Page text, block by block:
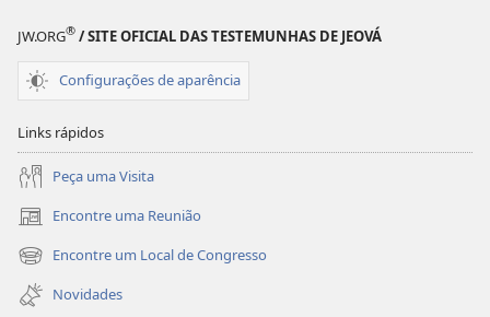
JW.ORG® / SITE OFICIAL DAS TESTEMUNHAS DE JEOVÁ
Configurações de aparência
Links rápidos
Peça uma Visita
Encontre uma Reunião
(abre
nova
janela)
Encontre um Local de Congresso
(abre
nova
janela)
Novidades